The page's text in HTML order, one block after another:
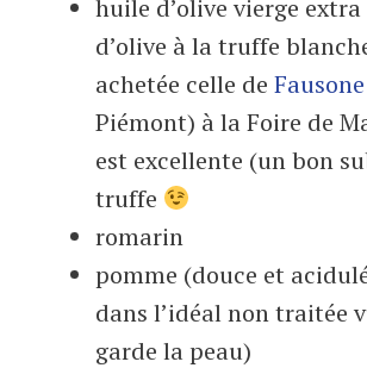
huile d’olive vierge
d’olive à la truffe
achetée celle de Fausone
Piémont) à la Foire de
est excellente (un bon
truffe
romarin
pomme (douce et
dans l’idéal non traitée
garde la peau)